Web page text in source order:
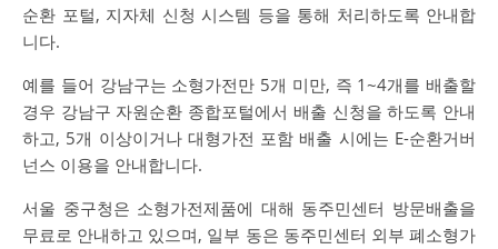
순환 포털, 지자체 신청 시스템 등을 통해 처리하도록 안내합
니다.
예를 들어 강남구는 소형가전만 5개 미만, 즉 1~4개를 배출할
경우 강남구 자원순환 종합포털에서 배출 신청을 하도록 안내
하고, 5개 이상이거나 대형가전 포함 배출 시에는 E-순환거버
넌스 이용을 안내합니다.
서울 중구청은 소형가전제품에 대해 동주민센터 방문배출을
무료로 안내하고 있으며, 일부 동은 동주민센터 외부 폐소형가